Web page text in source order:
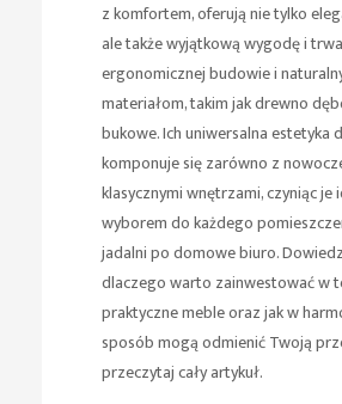
z komfortem, oferują nie tylko
ale także wyjątkową wygodę i
ergonomicznej budowie i
materiałom, takim jak drewno
bukowe. Ich uniwersalna estetyka
komponuje się zarówno z
klasycznymi wnętrzami, czyniąc je
wyborem do każdego
jadalni po domowe biuro.
dlaczego warto zainwestować w
praktyczne meble oraz jak w
sposób mogą odmienić Twoją
przeczytaj cały artykuł.